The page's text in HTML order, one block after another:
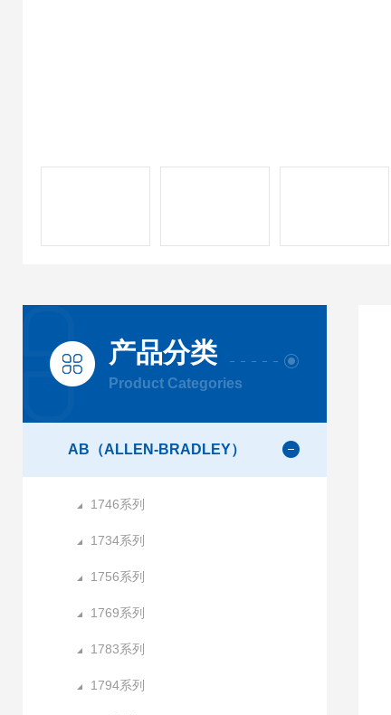
产品分类
Product Categories
AB（ALLEN-BRADLEY）
1746系列
1734系列
1756系列
1769系列
1783系列
1794系列